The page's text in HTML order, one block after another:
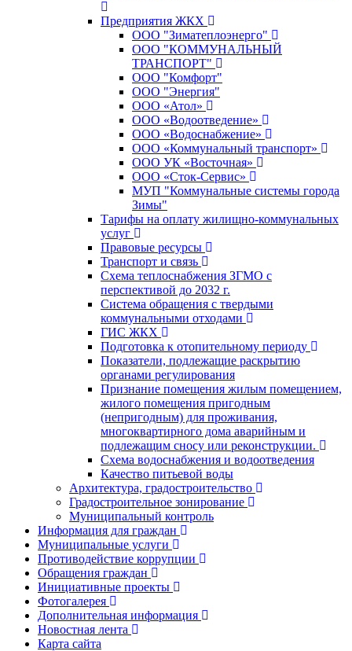
Предприятия ЖКХ
ООО "Зиматеплоэнерго"
ООО "КОММУНАЛЬНЫЙ
ТРАНСПОРТ"
ООО "Комфорт"
ООО "Энергия"
ООО «Атол»
ООО «Водоотведение»
ООО «Водоснабжение»
ООО «Коммунальный транспорт»
ООО УК «Восточная»
ООО «Сток-Сервис»
МУП "Коммунальные системы города
Зимы"
Тарифы на оплату жилищно-коммунальных
услуг
Правовые ресурсы
Транспорт и связь
Схема теплоснабжения ЗГМО с
перспективой до 2032 г.
Система обращения с твердыми
коммунальными отходами
ГИС ЖКХ
Подготовка к отопительному периоду
Показатели, подлежащие раскрытию
органами регулирования
Признание помещения жилым помещением,
жилого помещения пригодным
(непригодным) для проживания,
многоквартирного дома аварийным и
подлежащим сносу или реконструкции.
Схема водоснабжения и водоотведения
Качество питьевой воды
Архитектура, градостроительство
Градостроительное зонирование
Муниципальный контроль
Информация для граждан
Муниципальные услуги
Противодействие коррупции
Обращения граждан
Инициативные проекты
Фотогалерея
Дополнительная информация
Новостная лента
Карта сайта